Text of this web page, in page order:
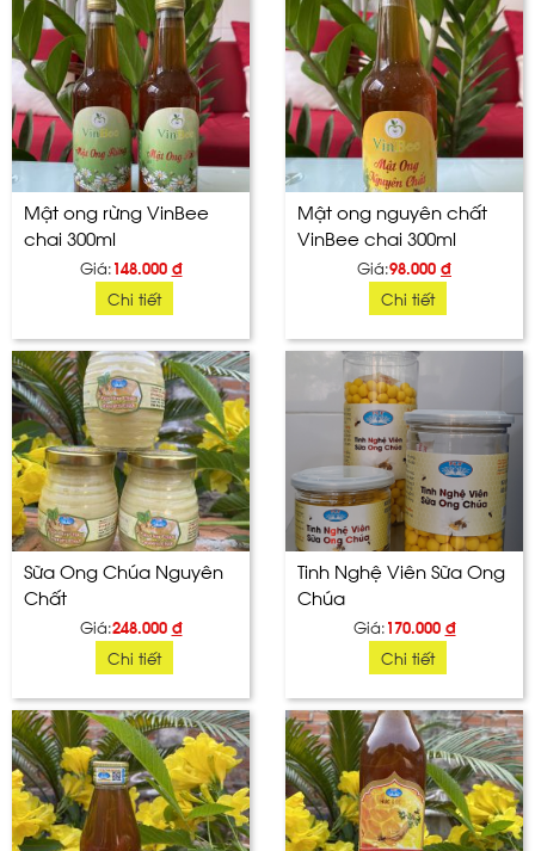
Mật ong rừng VinBee
chai 300ml
Giá:148.000 đ
Chi tiết
Mật ong nguyên chất
VinBee chai 300ml
Giá:98.000 đ
Chi tiết
Sữa Ong Chúa Nguyên
Chất
Giá:248.000 đ
Chi tiết
Tinh Nghệ Viên Sữa Ong
Chúa
Giá:170.000 đ
Chi tiết